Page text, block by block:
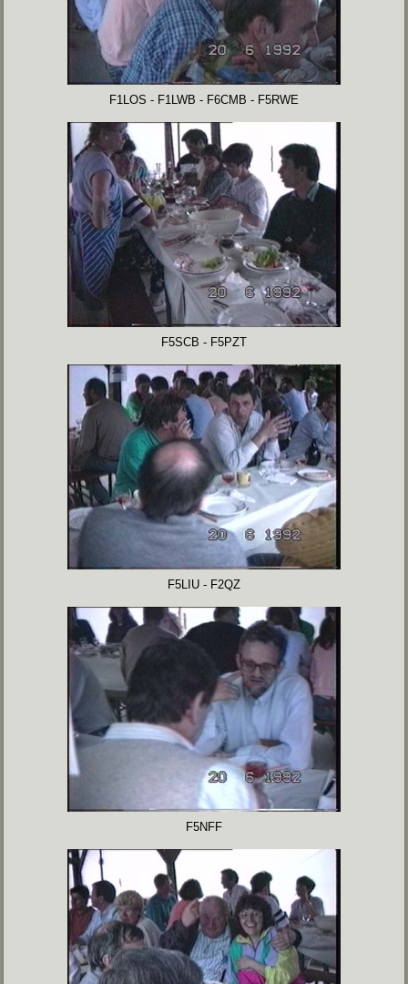
F1LOS - F1LWB - F6CMB - F5RWE
F5SCB - F5PZT
F5LIU - F2QZ
F5NFF